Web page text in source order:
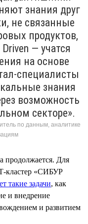
знания друг
не связанные
продуктов,
— учатся
на основе
специалисты
знания
возможность
секторе».
по данным, аналитике
продолжается. Для
кластер «СИБУР
такие задачи, как
и внедрение
и развитием